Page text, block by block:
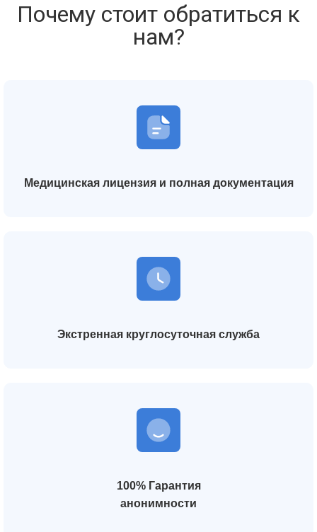
Почему стоит обратиться к
нам?
Медицинская лицензия и полная документация
Экстренная круглосуточная служба
100% Гарантия
анонимности